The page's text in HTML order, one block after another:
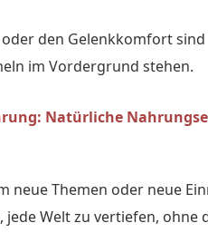
den Gelenkkomfort
im Vordergrund stehen.
Natürliche
neue Themen oder neue
Welt zu vertiefen,